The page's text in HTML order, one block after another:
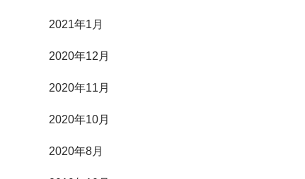
2021年1月
2020年12月
2020年11月
2020年10月
2020年8月